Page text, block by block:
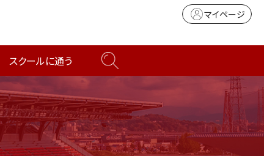
マイページ
スクールに通う